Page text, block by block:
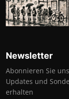
Newsletter
Abonnieren Sie
Updates und
erhalten